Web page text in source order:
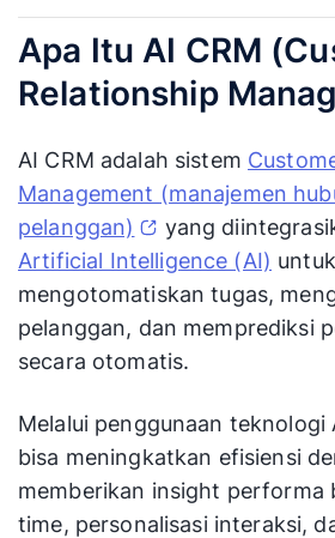
Apa Itu AI CRM
Relationship
AI CRM adalah sistem
Management (manajemen
pelanggan)
yang
Artificial Intelligence (AI) untuk
mengotomatiskan tugas,
pelanggan, dan memprediksi
secara otomatis.
Melalui penggunaan teknologi
bisa meningkatkan efisiensi
memberikan insight performa
time, personalisasi interaksi,